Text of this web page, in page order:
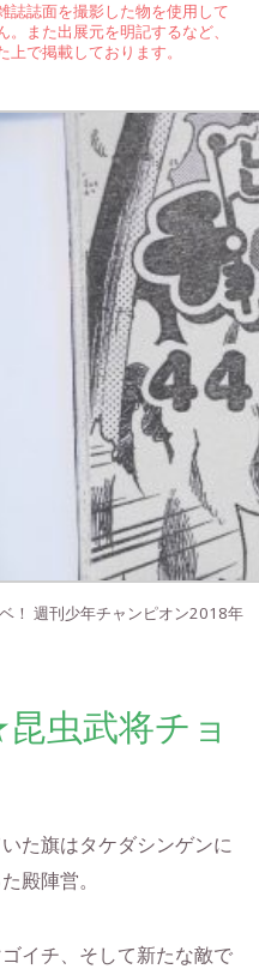
誌面を撮影した物を使用して
また出展元を明記するなど、
で掲載しております。
！ 週刊少年チャンピオン2018年
虫武将チョ
た旗はタケダシンゲンに
殿陣営。
イチ、そして新たな敵で